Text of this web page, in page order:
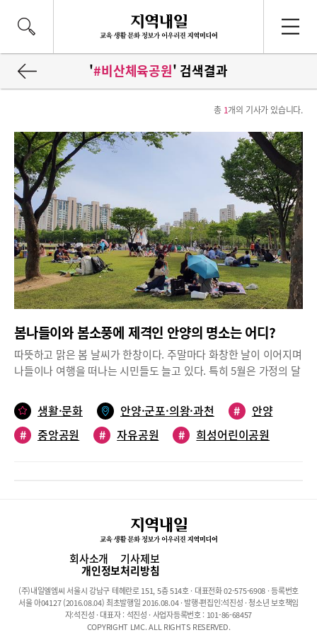
'#비산체육공원' 검색결과
총 1개의 기사가 있습니다.
봄나들이와 봄소풍에 제격인 안양의 명소는 어디?
따뜻하고 맑은 봄 날씨가 한창이다. 주말마다 화창한 날이 이어지며
나들이나 여행을 떠나는 시민들도 늘고 있다. 특히 5월은 가정의 달
몰리는 사람들로 인해 유명 관광지를 찾는 일이 여의치 않은 것도
사실. 이럴 때는 내가 사는 지역 주변에서 가족과 함께 즐길 수 있는
명소들을 찾아보는 것도 좋은 방법이다.안양지역에는 가족과 나들
팀나무 그늘에 돗자리 깔고, 분수대 물놀이 즐기는 피크닉, ‘평촌 중
앙공원’안양 평촌에 위치한 ‘평촌 중앙공원’은 안양시민뿐 아니라
인근 지역 주민들도 즐겨 찾는 휴식명소이다. 너른 규모에 뛰어놀아
도 부담 없는 광장과 놀이터, 곳곳에 마련된 나무 그늘과 잔디밭, 거
휴식을 즐기기에 더없이 좋기 때문이다.특히, 요즘처럼 따뜻하고 쾌
적한 날이 이어지는 봄날에는 돗자리를 깔고 피크닉을 즐기러 나온
사람들로 공원이 북적인다. 코로나 거리두기가 해제되면서 올봄에
생활·문화 안양·군포·의왕·과천 #
안양
#
중앙공원 # 자유공원 #
희성어린이공원
회사소개 기사제보
개인정보처리방침
(주)내일엘엠씨 서울시 강남구 테헤란로 151, 5층 514호 · 대표전화 02-575-6908 · 등록번호
서울 아04127 (2016.08.04) 최초발행일 2016.08.04 · 발행·편집인:석진성 · 청소년 보호책임
자:석진성 · 대표자 : 석진성 · 사업자등록번호 : 101-86-68457
COPYRIGHT LMC. ALL RIGHTS RESERVED.